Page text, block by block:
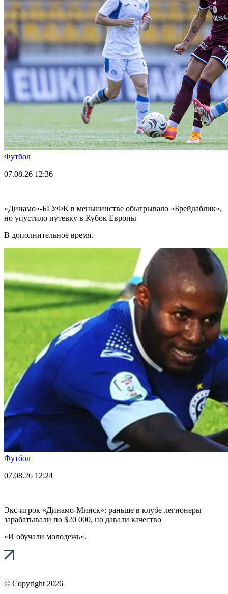
Футбол
07.08.26 12:36
«Динамо»-БГУФК в меньшинстве обыгрывало «Брейдаблик»,
но упустило путевку в Кубок Европы
В дополнительное время.
Футбол
07.08.26 12:24
Экс-игрок «Динамо-Минск»: раньше в клубе легионеры
зарабатывали по $20 000, но давали качество
«И обучали молодежь».
© Copyright 2026